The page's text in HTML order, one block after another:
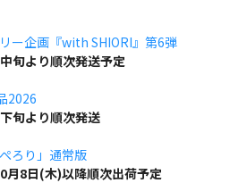
ー企画『with SHIORI』第6弾
旬より順次発送予定
2026
旬より順次発送
ろり」通常版
月8日(木)以降順次出荷予定